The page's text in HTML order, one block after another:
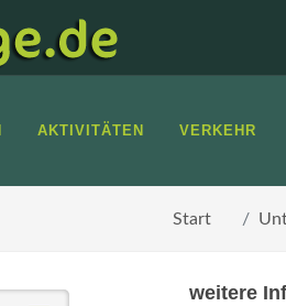
AKTIVITÄTEN VERKEHR
Start
weitere